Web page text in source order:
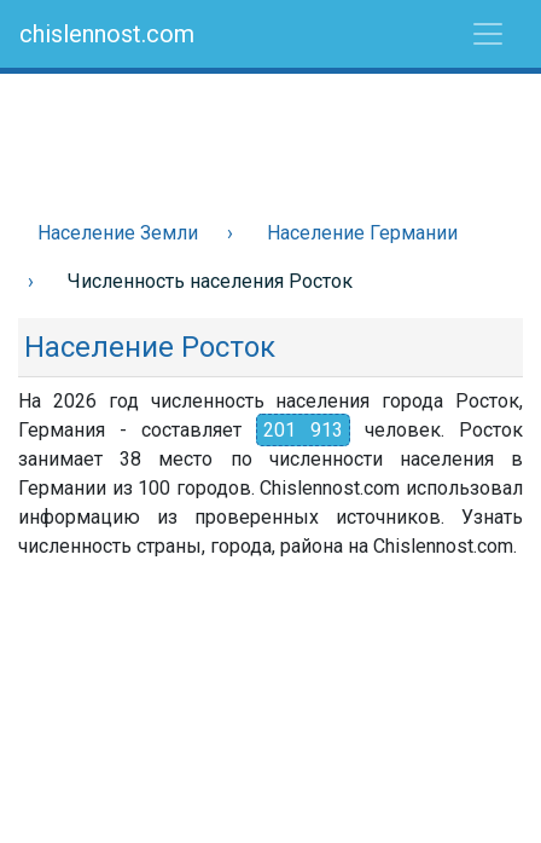
chislennost.com
Население Земли Население Германии
Численность населения Росток
Население Росток
На 2026 год численность населения города Росток,
Германия - составляет
201 913
человек. Росток
занимает 38 место по численности населения в
Германии из 100 городов. Chislennost.com использовал
информацию из проверенных источников. Узнать
численность страны, города, района на Chislennost.com.